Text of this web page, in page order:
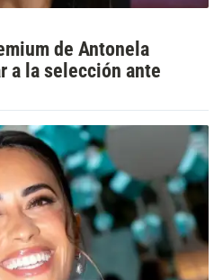
de Antonela
a la selección ante